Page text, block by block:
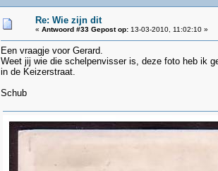
Re: Wie zijn dit
« Antwoord #33 Gepost op:13-03-2010, 11:02:10 »
Een vraagje voor Gerard.
Weet jij wie die schelpenvisser is, deze foto heb ik
in de Keizerstraat.
Schub